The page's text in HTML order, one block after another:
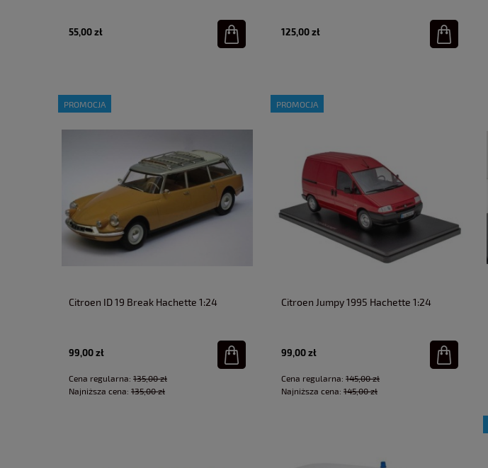
55,00 zł 125,00 zł
Citroen ID 19 Break Hachette 1:24
99,00 zł
Cena regularna: 135,00 zł
Najniższa cena: 135,00 zł
PROMOCJA
Citroen Jumpy 1995 Hachette 1:24
99,00 zł
Cena regularna: 145,00 zł
Najniższa cena: 145,00 zł
PROMOCJA